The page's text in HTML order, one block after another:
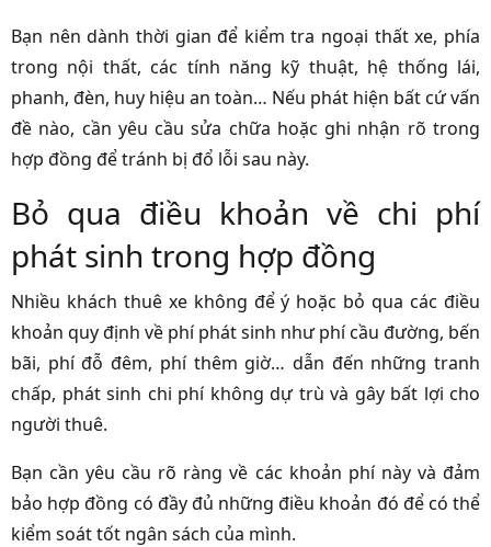
Bạn nên dành thời gian để kiểm tra ngoại thất xe, phía
trong nội thất, các tính năng kỹ thuật, hệ thống lái,
phanh, đèn, huy hiệu an toàn… Nếu phát hiện bất cứ vấn
đề nào, cần yêu cầu sửa chữa hoặc ghi nhận rõ trong
hợp đồng để tránh bị đổ lỗi sau này.
Bỏ qua điều khoản về chi phí
phát sinh trong hợp đồng
Nhiều khách thuê xe không để ý hoặc bỏ qua các điều
khoản quy định về phí phát sinh như phí cầu đường, bến
bãi, phí đỗ đêm, phí thêm giờ… dẫn đến những tranh
chấp, phát sinh chi phí không dự trù và gây bất lợi cho
người thuê.
Bạn cần yêu cầu rõ ràng về các khoản phí này và đảm
bảo hợp đồng có đầy đủ những điều khoản đó để có thể
kiểm soát tốt ngân sách của mình.